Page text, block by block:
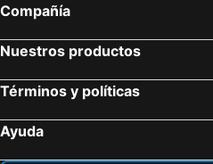
Compañía
Nuestros productos
Términos y políticas
Ayuda